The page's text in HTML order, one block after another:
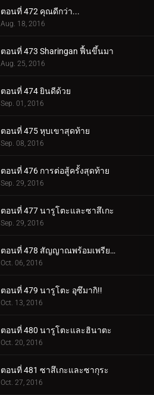
ตอนที่ 472 คุณดีกว่า...
Aug. 18, 2016
ตอนที่ 473 Sharingan ฟื้นขึ้นมา
Aug. 25, 2016
ตอนที่ 474 ยินดีด้วย
Sep. 01, 2016
ตอนที่ 475 หุบเขาสุดท้าย
Sep. 08, 2016
ตอนที่ 476 การต่อสู้ครั้งสุดท้าย
Sep. 29, 2016
ตอนที่ 477 นารูโตะและซาสึเกะ
Sep. 29, 2016
ตอนที่ 478 สัญญาณพร้อมเพรียงกัน
Oct. 06, 2016
ตอนที่ 479 นารูโตะ อุซึมากิ!!
Oct. 13, 2016
ตอนที่ 480 นารูโตะและฮินาตะ
Oct. 20, 2016
ตอนที่ 481 ซาสึเกะและซากุระ
Oct. 27, 2016